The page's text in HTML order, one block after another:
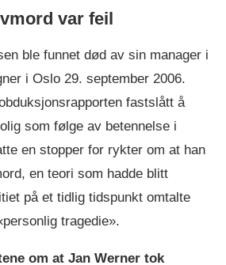
var feil
ble funnet død av sin manager i
i Oslo 29. september 2006.
fastslått å
som følge av betennelse i
en stopper for rykter om at han
en teori som hadde blitt
på et tidlig tidspunkt omtalte
tragedie».
om at Jan Werner tok